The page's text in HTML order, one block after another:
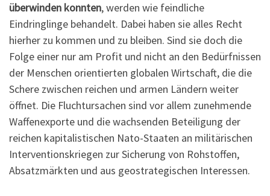
überwinden konnten, werden wie feindliche
Eindringlinge behandelt. Dabei haben sie alles Recht
hierher zu kommen und zu bleiben. Sind sie doch die
Folge einer nur am Profit und nicht an den Bedürfnissen
der Menschen orientierten globalen Wirtschaft, die die
Schere zwischen reichen und armen Ländern weiter
öffnet. Die Fluchtursachen sind vor allem zunehmende
Waffenexporte und die wachsenden Beteiligung der
reichen kapitalistischen Nato-Staaten an militärischen
Interventionskriegen zur Sicherung von Rohstoffen,
Absatzmärkten und aus geostrategischen Interessen.